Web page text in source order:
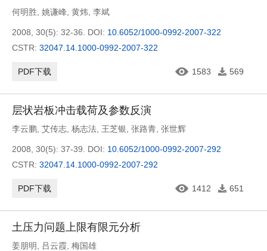
何明胜 姚谦峰 黄炜 李斌
2008, 30(5): 32-36. DOI: 10.6052/1000-0992-2007-322
CSTR: 32047.14.1000-0992-2007-322
PDF下载 1583 569
层状岩板冲击载荷及参数反演
李云鹏 艾传志 杨志法 王芝银 张路青 张世辉
2008, 30(5): 37-39. DOI: 10.6052/1000-0992-2007-292
CSTR: 32047.14.1000-0992-2007-292
PDF下载 1412 651
土压力问题上限有限元分析
姜朋明 吕云霞 梅国雄